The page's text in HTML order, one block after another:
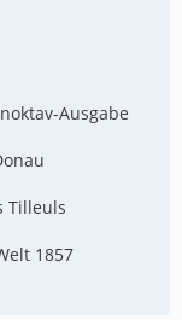
Ausgabe
Tilleuls
1857